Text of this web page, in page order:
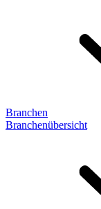
Branchen
Branchenübersicht